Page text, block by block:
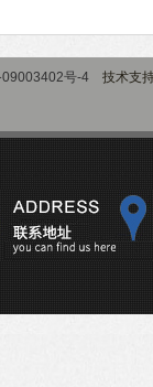
09003402号-4 技术支